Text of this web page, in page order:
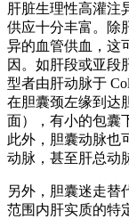
肝脏生理性高灌注
供应十分丰富。除
异的血管供血，这
因。如肝段或亚段
型者由肝动脉于
在胆囊颈左缘到达
面），有小的包囊
此外，胆囊动脉也
动脉，甚至肝总动
另外，胆囊迷走替
范围内肝实质的特